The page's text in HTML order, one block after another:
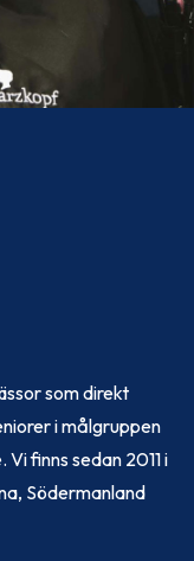
som direkt
i målgruppen
finns sedan 2011 i
Södermanland